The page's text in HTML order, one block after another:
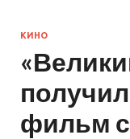
КИНО
фильм